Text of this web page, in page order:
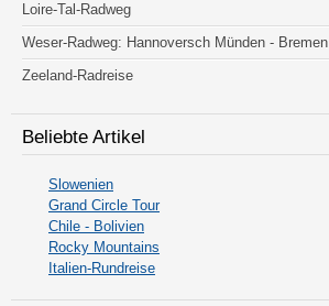
Loire-Tal-Radweg
Weser-Radweg: Hannoversch Münden - Bremen
Zeeland-Radreise
Beliebte Artikel
Slowenien
Grand Circle Tour
Chile - Bolivien
Rocky Mountains
Italien-Rundreise